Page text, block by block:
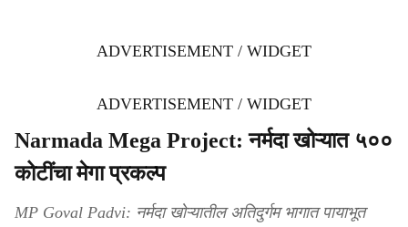
ADVERTISEMENT / WIDGET
ADVERTISEMENT / WIDGET
Narmada Mega Project: नर्मदा खोऱ्यात ५००
कोटींचा मेगा प्रकल्प
MP Goval Padvi: नर्मदा खोऱ्यातील अतिदुर्गम भागात पायाभूत